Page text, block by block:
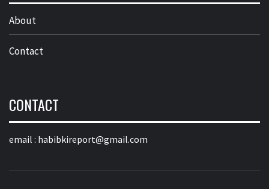
About
Contact
CONTACT
email : habibkireport@gmail.com